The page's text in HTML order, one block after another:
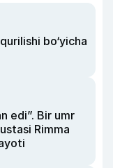
bo‘yicha
edi”. Bir umr
Rimma